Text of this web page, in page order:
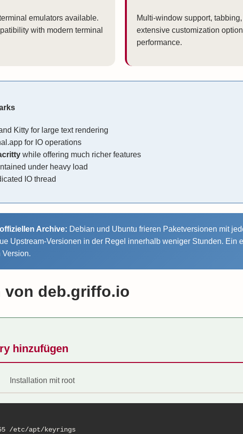
emulators available.
with modern terminal
Multi-window support,
extensive customization
performance.
Kitty for large text rendering
for IO operations
while offering much richer features
under heavy load
IO thread
Archive: Debian und Ubuntu frieren Paketversionen mit
Upstream-Versionen in der Regel innerhalb weniger Stunden. Ein
Version.
von deb.griffo.io
hinzufügen
Installation mit root
/etc/apt/keyrings